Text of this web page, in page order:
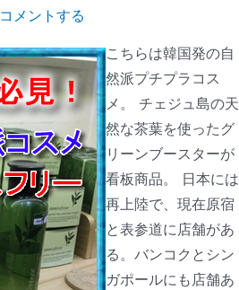
コメントする
こちらは韓国発の自
然派プチプラコス
メ。 チェジュ島の天
然な茶葉を使ったグ
リーンブースターが
看板商品。 日本には
再上陸で、現在原宿
と表参道に店舗があ
る。バンコクとシン
ガポールにも店舗あ